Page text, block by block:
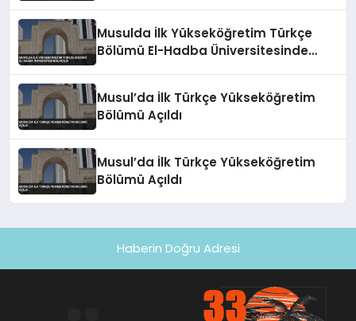
Musulda İlk Yükseköğretim Türkçe
Bölümü El-Hadba Üniversitesinde
Musul’da İlk Türkçe Yükseköğretim
Bölümü Açıldı
Musul’da İlk Türkçe Yükseköğretim
Bölümü Açıldı
Haberin Doğru Adresi